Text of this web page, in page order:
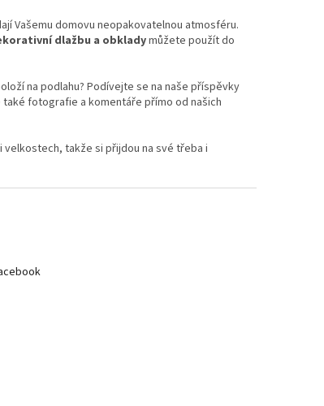
Vašemu domovu neopakovatelnou atmosféru.
dlažbu a obkladymůžete použít do
na podlahu? Podívejte se na naše příspěvky
fotografie a komentáře přímo od našich
takže si přijdou na své třeba i